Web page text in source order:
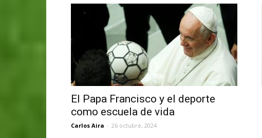
El Papa Francisco y el deporte
como escuela de vida
Carlos Aira - 26 octubre, 2024